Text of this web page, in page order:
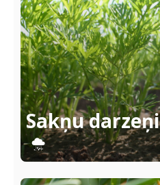
Sakņu darzeņi